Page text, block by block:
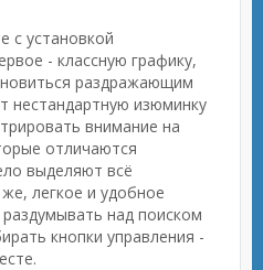
с установкой
- классную графику,
раздражающим
нестандартную изюминку
внимание на
отличаются
выделяют всё
легкое и удобное
над поиском
кнопки управления -